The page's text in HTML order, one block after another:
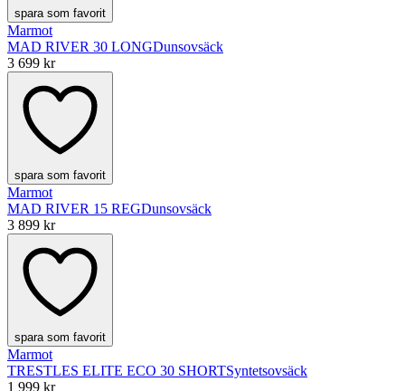
spara som favorit
Marmot
MAD RIVER 30 LONGDunsovsäck
3 699 kr
spara som favorit
Marmot
MAD RIVER 15 REGDunsovsäck
3 899 kr
spara som favorit
Marmot
TRESTLES ELITE ECO 30 SHORTSyntetsovsäck
1 999 kr